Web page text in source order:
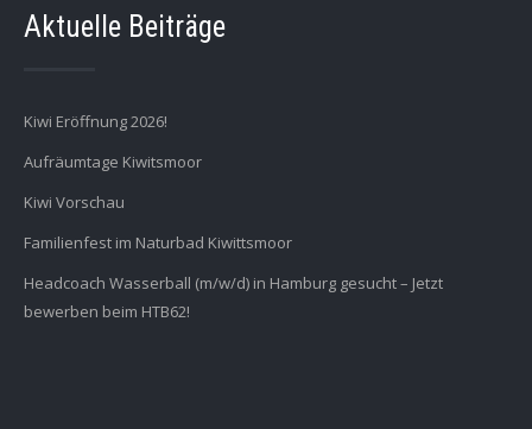
Aktuelle Beiträge
Kiwi Eröffnung 2026!
Aufräumtage Kiwitsmoor
Kiwi Vorschau
Familienfest im Naturbad Kiwittsmoor
Headcoach Wasserball (m/w/d) in Hamburg gesucht – Jetzt
bewerben beim HTB62!